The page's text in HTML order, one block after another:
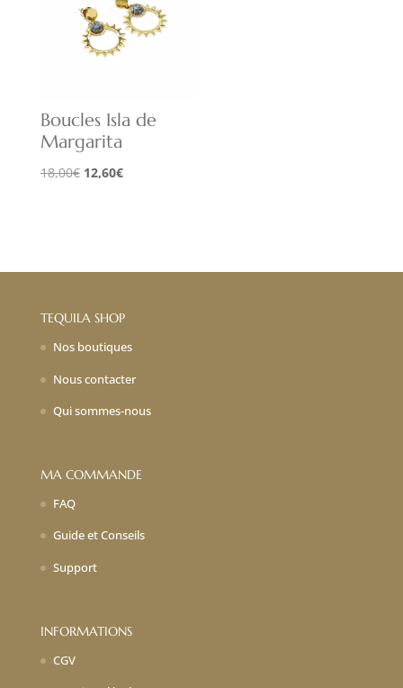
Boucles Isla de
Margarita
18,00€ Le
12,60€Le
TEQUILA SHOP
Nos boutiques
Nous contacter
Qui sommes-nous
MA COMMANDE
FAQ
Guide et Conseils
Support
INFORMATIONS
CGV